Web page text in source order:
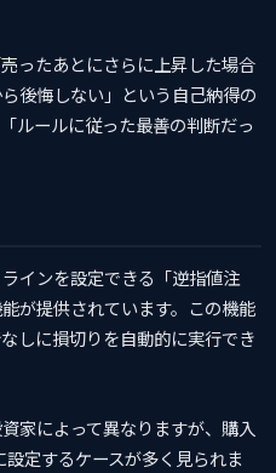
ったあとにさらに上昇した場合
後悔しない」という自己納得の
ルールに従った最善の判断だっ
インを設定できる「逆指値注
が提供されています。この機能
しに損切りを自動的に実行でき
家によって異なりますが、購入
定するケースが多く見られま